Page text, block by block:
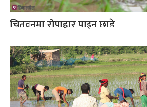
चितवनमा रोपाहार पाइन छाडे